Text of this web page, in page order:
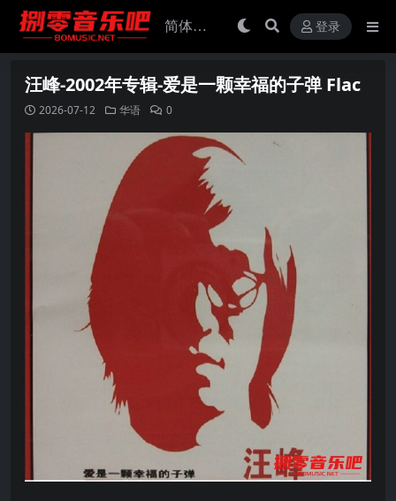
登录
汪峰-2002年专辑-爱是一颗幸福的子弹 Flac
2026-07-12 华语 0